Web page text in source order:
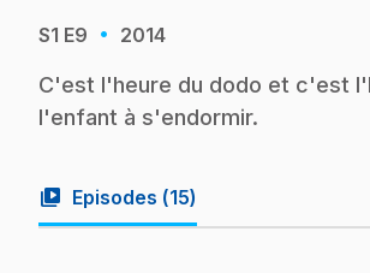
S1 E9 · 2014
C'est l'heure du dodo et c'est
l'enfant à s'endormir.
video_library Episodes (15)